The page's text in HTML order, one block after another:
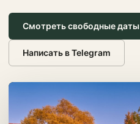
Смотреть свободные даты
Написать в Telegram